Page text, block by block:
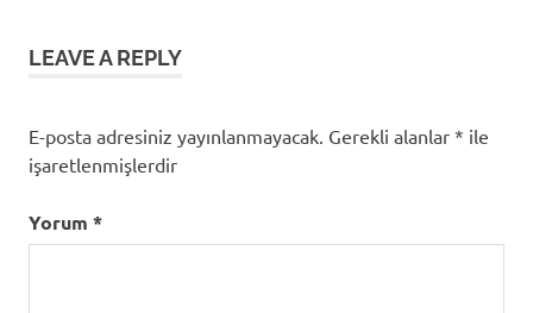
LEAVE A REPLY
E-posta adresiniz yayınlanmayacak. Gerekli alanlar * ile
işaretlenmişlerdir
Yorum *